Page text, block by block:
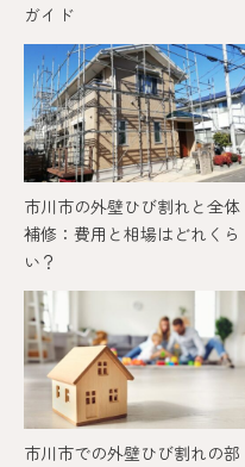
ガイド
市川市の外壁ひび割れと全体
補修：費用と相場はどれくら
い？
市川市での外壁ひび割れの部